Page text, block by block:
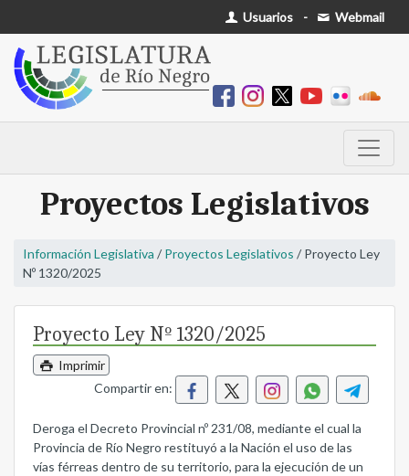
Usuarios - Webmail
Proyectos Legislativos
Información Legislativa / Proyectos Legislativos / Proyecto Ley
Nº 1320/2025
Proyecto Ley Nº 1320/2025
Imprimir
Compartir en:
Deroga el Decreto Provincial nº 231/08, mediante el cual la
Provincia de Río Negro restituyó a la Nación el uso de las
vías férreas dentro de su territorio, para la ejecución de un